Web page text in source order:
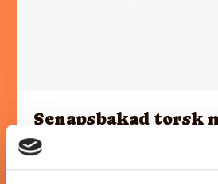
Senapsbakad torsk
sötpotatis